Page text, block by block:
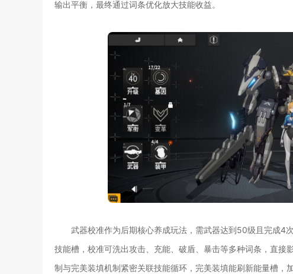
输出平衡，最终通过词条优化放大技能收益。
武器校准作为后期核心养成玩法，需武器达到50级且完成4
技能槽，校准可洗出攻击、充能、破盾、暴击等多种词条，直
制与完美装填机制紧密关联技能循环，完美装填能刷新能量槽